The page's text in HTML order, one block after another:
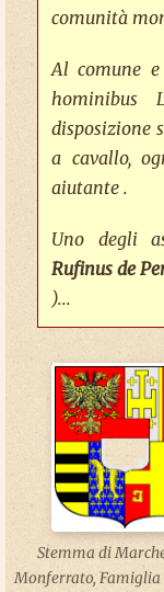
comunità
Al comune
disposizione
a cavallo,
aiutante .
Uno degli
Rufinus de
)...
Stemma di
Monferrato, Famiglia